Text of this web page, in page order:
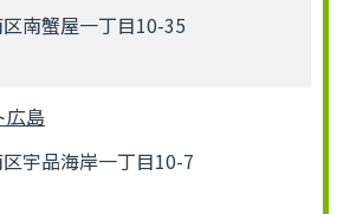
南蟹屋一丁目10-35
広島
宇品海岸一丁目10-7